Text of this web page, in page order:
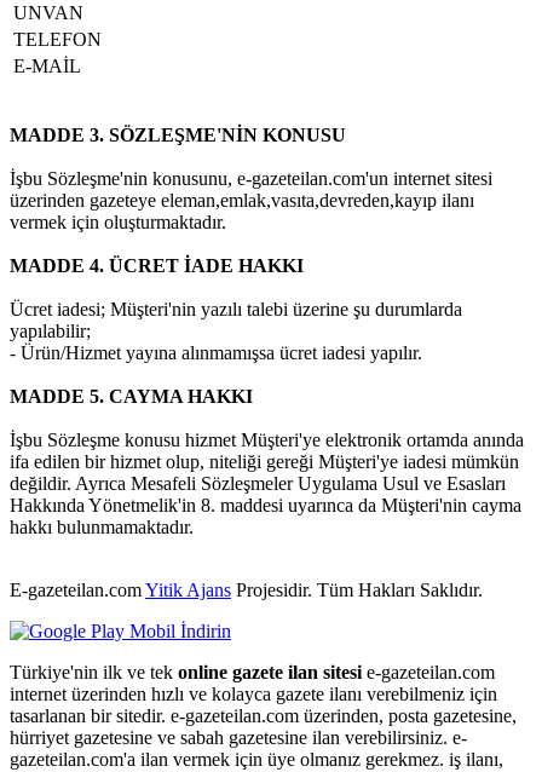
UNVAN
TELEFON
E-MAİL
MADDE 3. SÖZLEŞME'NİN KONUSU
İşbu Sözleşme'nin konusunu, e-gazeteilan.com'un internet sitesi
üzerinden gazeteye eleman,emlak,vasıta,devreden,kayıp ilanı
vermek için oluşturmaktadır.
MADDE 4. ÜCRET İADE HAKKI
Ücret iadesi; Müşteri'nin yazılı talebi üzerine şu durumlarda
yapılabilir;
- Ürün/Hizmet yayına alınmamışsa ücret iadesi yapılır.
MADDE 5. CAYMA HAKKI
İşbu Sözleşme konusu hizmet Müşteri'ye elektronik ortamda anında
ifa edilen bir hizmet olup, niteliği gereği Müşteri'ye iadesi mümkün
değildir. Ayrıca Mesafeli Sözleşmeler Uygulama Usul ve Esasları
Hakkında Yönetmelik'in 8. maddesi uyarınca da Müşteri'nin cayma
hakkı bulunmamaktadır.
E-gazeteilan.comYitik Ajans Projesidir. Tüm Hakları Saklıdır.
Türkiye'nin ilk ve tek online gazete ilan sitesi e-gazeteilan.com
internet üzerinden hızlı ve kolayca gazete ilanı verebilmeniz için
tasarlanan bir sitedir. e-gazeteilan.com üzerinden, posta gazetesine,
hürriyet gazetesine ve sabah gazetesine ilan verebilirsiniz. e-
gazeteilan.com'a ilan vermek için üye olmanız gerekmez. iş ilanı,